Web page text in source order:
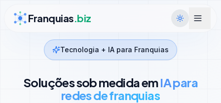
Franquias.biz
Tecnologia + IA para Franquias
Soluções sob medida emIA para
redes de franquias